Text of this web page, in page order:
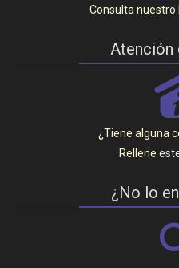
Consulta nuestro
Atención
¿Tiene alguna
Rellene
¿No lo